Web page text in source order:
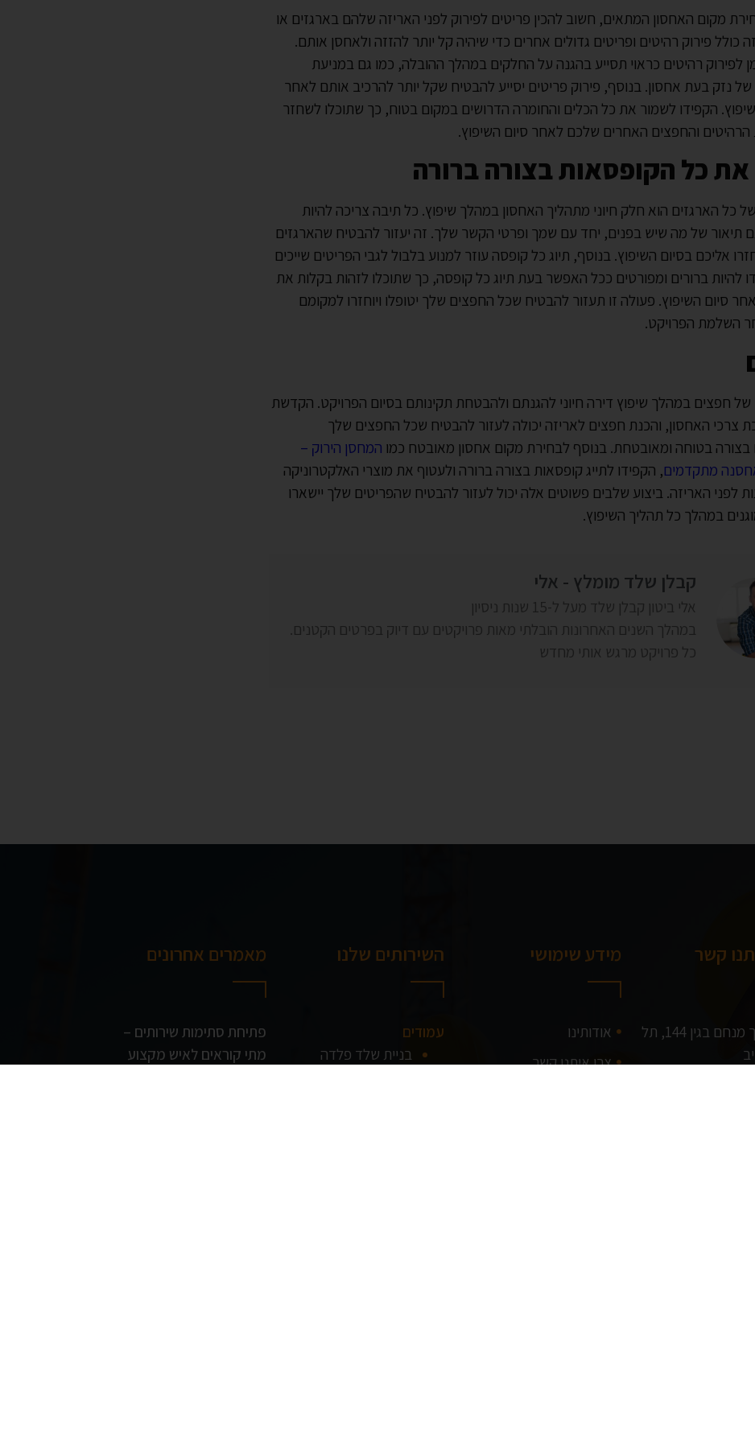
מקום האחסון המתאים, חשוב להכין פריטים לפירוק לפני האריזה שלהם בארגזים או
כולל פירוק רהיטים ופריטים גדולים אחרים כדי שיהיה קל יותר להזזה ולאחסן אותם.
לפירוק רהיטים כראוי תסייע בהגנה על החלקים במהלך ההובלה, כמו גם במניעת
נזק בעת אחסון. בנוסף, פירוק פריטים יסייע להבטיח שקל יותר להרכיב אותם לאחר
הקפידו לשמור את כל הכלים והחומרה הדרושים במקום בטוח, כך שתוכלו לשחזר
והחפצים האחרים שלכם לאחר סיום השיפוץ.
את כל הקופסאות בצורה ברורה
של כל הארגזים הוא חלק חיוני מתהליך האחסון במהלך שיפוץ. כל תיבה צריכה להיות
תיאור של מה שיש בפנים, יחד עם שמך ופרטי הקשר שלך. זה יעזור להבטיח שהארגזים
אליכם בסיום השיפוץ. בנוסף, תיוג כל קופסה עוזר למנוע בלבול לגבי הפריטים שייכים
להיות ברורים ומפורטים ככל האפשר בעת תיוג כל קופסה, כך שתוכלו לזהות בקלות את
סיום השיפוץ. פעולה זו תעזור להבטיח שכל החפצים שלך יטופלו ויוחזרו למקומם
השלמת הפרויקט.
של חפצים במהלך שיפוץ דירה חיוני להגנתם ולהבטחת תקינותם בסיום הפרויקט. הקדשת
צרכי האחסון, והכנת חפצים לאריזה יכולה לעזור להבטיח שכל החפצים שלך
בצורה בטוחה ומאובטחת. בנוסף לבחירת מקום אחסון מאובטח כמו המחסן הירוק –
מתקדמים, הקפידו לתייג קופסאות בצורה ברורה ולעטוף את מוצרי האלקטרוניקה
לפני האריזה. ביצוע שלבים פשוטים אלה יכול לעזור להבטיח שהפריטים שלך יישארו
במהלך כל תהליך השיפוץ.
קבלן שלד מומלץ - אלי
אלי ביטון קבלן שלד מעל ל-15 שנות ניסיון
במהלך השנים האחרונות הובלתי מאות פרויקטים עם דיוק בפרטים הקטנים.
כל פרויקט מרגש אותי מחדש
קשר
דרך מנחם בגין 144, תל
מידע שימושי
אודותינו
צרו איתנו קשר
השירותים שלנו
עמודים
בניית שלד פלדה
מאמרים אחרונים
פתיחת סתימות שירותים –
מתי קוראים לאיש מקצוע